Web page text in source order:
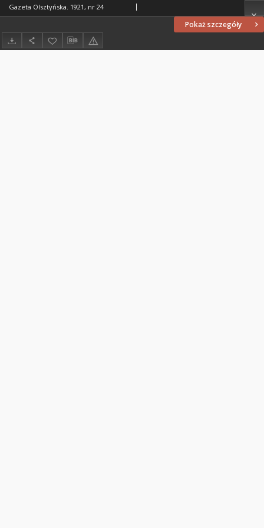
Pokaż szczegóły
Gazeta Olsztyńska. 1921, nr 24